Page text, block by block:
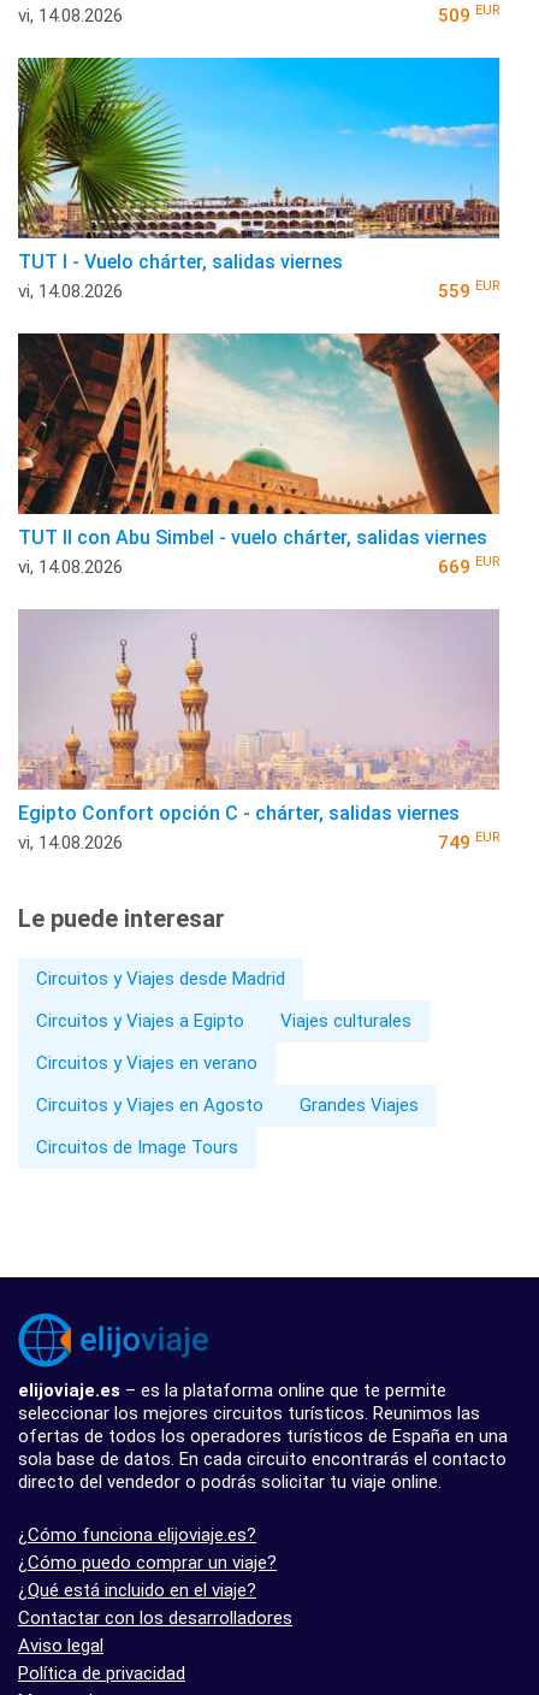
vi, 14.08.2026 509 EUR
TUT I - Vuelo chárter, salidas viernes
vi, 14.08.2026 559 EUR
TUT II con Abu Simbel - vuelo chárter, salidas viernes
vi, 14.08.2026 669 EUR
Egipto Confort opción C - chárter, salidas viernes
vi, 14.08.2026 749 EUR
Le puede interesar
Circuitos y Viajes desde Madrid
Circuitos y Viajes a Egipto
Viajes culturales
Circuitos y Viajes en verano
Circuitos y Viajes en Agosto
Grandes Viajes
Circuitos de Image Tours
elijoviaje.es – es la plataforma online que te permite
seleccionar los mejores circuitos turísticos. Reunimos las
ofertas de todos los operadores turísticos de España en una
sola base de datos. En cada circuito encontrarás el contacto
directo del vendedor o podrás solicitar tu viaje online.
¿Cómo funciona elijoviaje.es?
¿Cómo puedo comprar un viaje?
¿Qué está incluido en el viaje?
Contactar con los desarrolladores
Aviso legal
Política de privacidad